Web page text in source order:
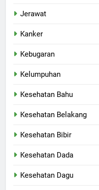
Jerawat
Kanker
Kebugaran
Kelumpuhan
Kesehatan Bahu
Kesehatan Belakang
Kesehatan Bibir
Kesehatan Dada
Kesehatan Dagu